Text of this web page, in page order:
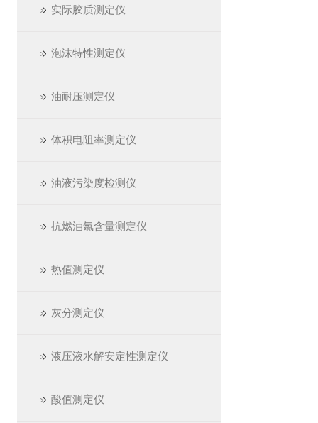
实际胶质测定仪
泡沫特性测定仪
油耐压测定仪
体积电阻率测定仪
油液污染度检测仪
抗燃油氯含量测定仪
热值测定仪
灰分测定仪
液压液水解安定性测定仪
酸值测定仪